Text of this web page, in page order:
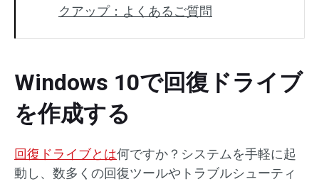
クアップ：よくあるご質問
Windows 10で回復ドライブ
を作成する
回復ドライブとは何ですか？システムを手軽に起
動し、数多くの回復ツールやトラブルシューティ